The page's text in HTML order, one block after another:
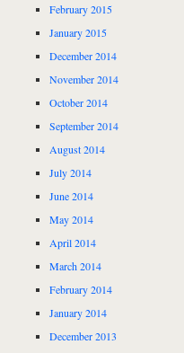
February 2015
January 2015
December 2014
November 2014
October 2014
September 2014
August 2014
July 2014
June 2014
May 2014
April 2014
March 2014
February 2014
January 2014
December 2013